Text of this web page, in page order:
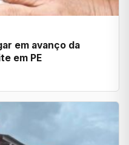
em avanço da
em PE